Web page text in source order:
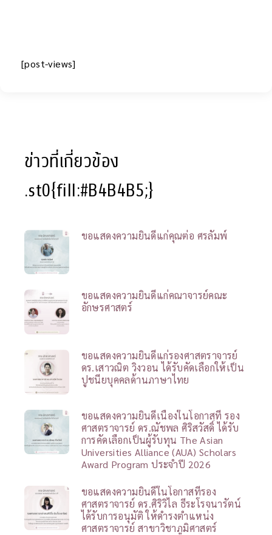
[post-views]
ข่าวที่เกี่ยวข้อง
.st0{fill:#B4B4B5;}
ขอแสดงความยินดีแก่คุณต่อ ศรลัมพ์
ขอแสดงความยินดีแก่คณาจารย์คณะ
อักษรศาสตร์
ขอแสดงความยินดีแก่รองศาสตราจารย์
ดร.เสาวณิต วิงวอน ได้รับคัดเลือกให้เป็น
ปูชนียบุคคลด้านภาษาไทย
ขอแสดงความยินดีเนื่องในโอกาสที่ รอง
ศาสตราจารย์ ดร.ณัชพล ศิริสวัสดิ์ ได้รับ
การคัดเลือกเป็นผู้รับทุน The Asian
Universities Alliance (AUA) Scholars
Award Program ประจำปี 2026
ขอแสดงความยินดีในโอกาสที่รอง
ศาสตราจารย์ ดร.ศิริวิไล ธีระโรจนารัตน์
ได้รับการอนุมัติ ให้ดำรงตำแหน่ง
ศาสตราจารย์ สาขาวิชาภูมิศาสตร์